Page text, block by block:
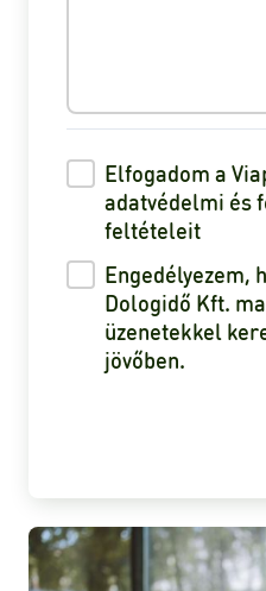
Elfogadom a
adatvédelmi és
feltételeit
Engedélyezem,
Dologidő Kft.
üzenetekkel
jövőben.